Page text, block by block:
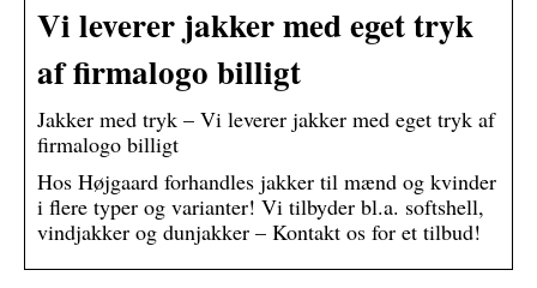
Vi leverer jakker med eget tryk
af firmalogo billigt
Jakker med tryk – Vi leverer jakker med eget tryk af
firmalogo billigt
Hos Højgaard forhandles jakker til mænd og kvinder
i flere typer og varianter! Vi tilbyder bl.a. softshell,
vindjakker og dunjakker – Kontakt os for et tilbud!